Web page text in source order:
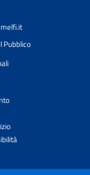
Pubblico